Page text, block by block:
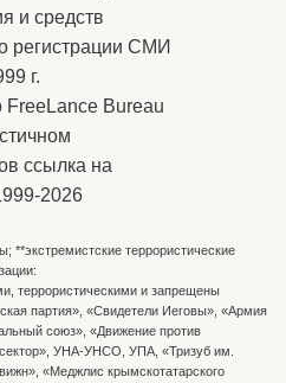
и средств
регистрации СМИ
г.
FreeLance Bureau
ссылка на
2026
**экстремистские террористические
террористическими и запрещены
партия», «Свидетели Иеговы», «Армия
союз», «Движение против
УНА-УНСО, УПА, «Тризуб им.
«Меджлис крымскотатарского